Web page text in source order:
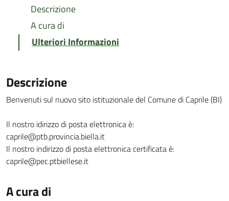
Descrizione
A cura di
Ulteriori Informazioni
Descrizione
Benvenuti sul nuovo sito istituzionale del Comune di Caprile (BI)
Il nostro idirizzo di posta elettronica è:
caprile@ptb.provincia.biella.it
Il nostro indirizzo di posta elettronica certificata è:
caprile@pec.ptbiellese.it
A cura di